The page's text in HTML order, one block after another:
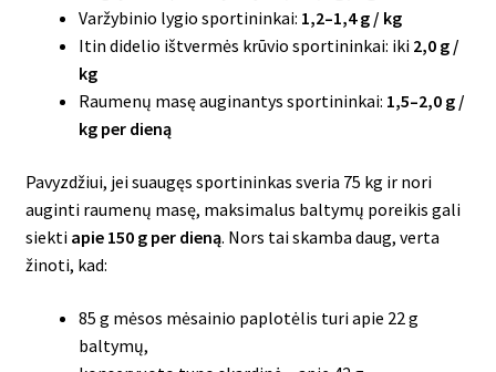
Varžybinio lygio sportininkai: 1,2–1,4 g / kg
Itin didelio ištvermės krūvio sportininkai: iki 2,0 g /
kg
Raumenų masę auginantys sportininkai: 1,5–2,0 g /
kg per dieną
Pavyzdžiui, jei suaugęs sportininkas sveria 75 kg ir nori
auginti raumenų masę, maksimalus baltymų poreikis gali
siekti apie 150 g per dieną. Nors tai skamba daug, verta
žinoti, kad:
85 g mėsos mėsainio paplotėlis turi apie 22 g
baltymų,